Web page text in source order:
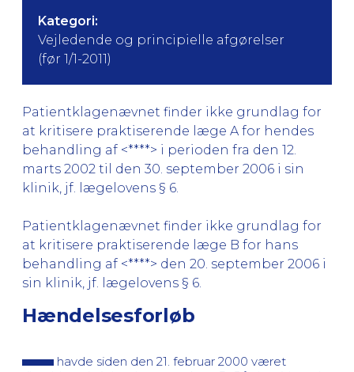
Kategori:
Vejledende og principielle afgørelser
(før 1/1-2011)
Patientklagenævnet finder ikke grundlag for
at kritisere praktiserende læge A for hendes
behandling af <****> i perioden fra den 12.
marts 2002 til den 30. september 2006 i sin
klinik, jf. lægelovens § 6.
Patientklagenævnet finder ikke grundlag for
at kritisere praktiserende læge B for hans
behandling af <****> den 20. september 2006 i
sin klinik, jf. lægelovens § 6.
Hændelsesforløb
havde siden den 21. februar 2000 været